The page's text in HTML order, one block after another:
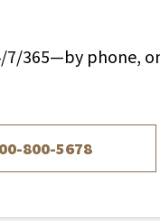
7/365—by phone,
800-5678